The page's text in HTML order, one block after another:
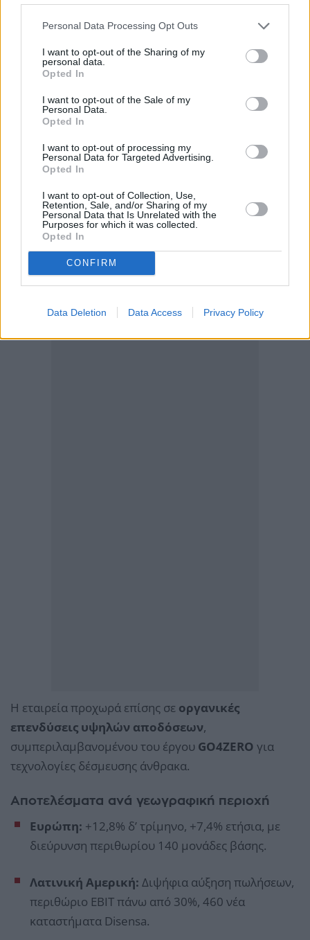
Personal Data Processing Opt Outs
I want to opt-out of the Sharing of my
personal data.
Opted In
I want to opt-out of the Sale of my
Personal Data.
Opted In
I want to opt-out of processing my
Personal Data for Targeted Advertising.
Opted In
I want to opt-out of Collection, Use,
Retention, Sale, and/or Sharing of my
Personal Data that Is Unrelated with the
Purposes for which it was collected.
Opted In
CONFIRM
Data Deletion Data Access Privacy Policy
Η εταιρεία προχωρά επίσης σε οργανικές
επενδύσεις υψηλών αποδόσεων,
συμπεριλαμβανομένου του έργου GO4ZERO για
τεχνολογίες δέσμευσης άνθρακα.
Αποτελέσματα ανά γεωγραφική περιοχή
Ευρώπη: +12,8% δ’ τρίμηνο, +7,4% ετήσια, με
διεύρυνση περιθωρίου 140 μονάδες βάσης.
Λατινική Αμερική: Διψήφια αύξηση πωλήσεων,
περιθώριο EBIT πάνω από 30%, 460 νέα
καταστήματα Disensa.